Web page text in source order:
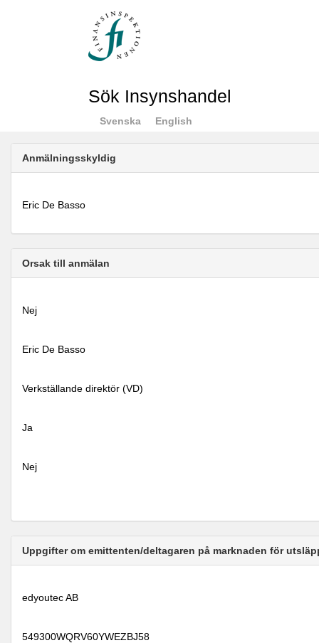
Sök Insynshandel
Svenska English
Anmälningsskyldig
Eric De Basso
Orsak till anmälan
Nej
Eric De Basso
Verkställande direktör (VD)
Ja
Nej
Uppgifter om emittenten/deltagaren på marknaden för
edyoutec AB
549300WQRV60YWEZBJ58